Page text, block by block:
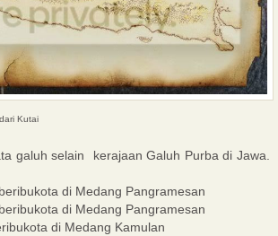
Kutai
galuh selain kerajaan Galuh Purba di Jawa.
di Medang Pangramesan
di Medang Pangramesan
di Medang Kamulan